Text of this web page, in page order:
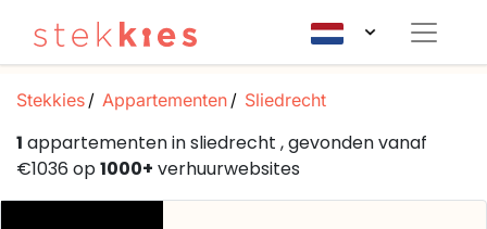
Stekkies Appartementen Sliedrecht
1 appartementen in sliedrecht , gevonden vanaf
€1036 op1000+ verhuurwebsites